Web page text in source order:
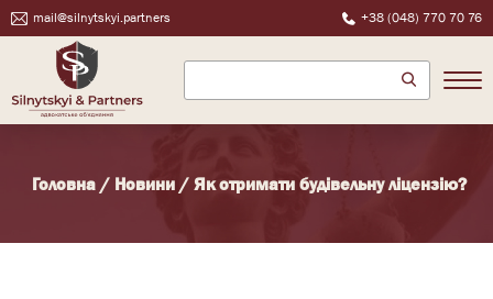
mail@silnytskyi.partners +38 (048) 770 70 76
Головна/ Новини/ Як отримати будівельну ліцензію?